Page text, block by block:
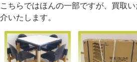
こちらではほんの一部ですが、買取
介いたします。